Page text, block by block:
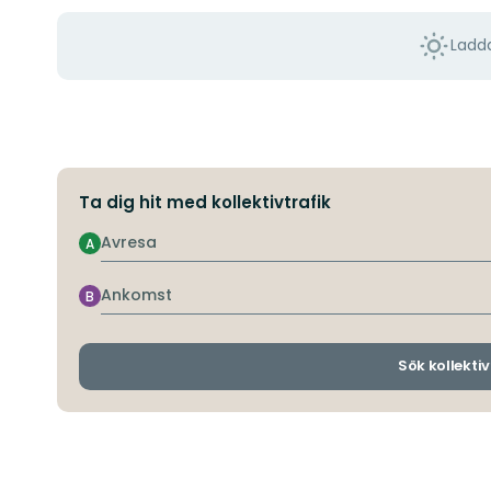
Ta dig hit med kollektivtrafik
Avresa
A
Ankomst
B
Sök